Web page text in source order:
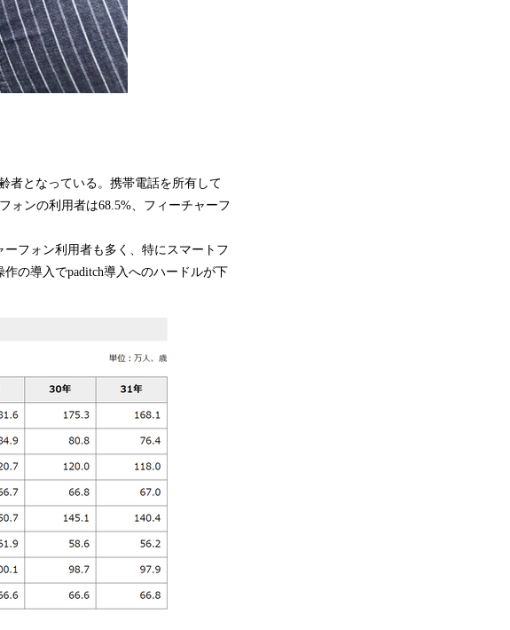
者となっている。携帯電話を所有して
ォンの利用者は68.5%、フィーチャーフ
フォン利用者も多く、特にスマートフ
の導入でpaditch導入へのハードルが下